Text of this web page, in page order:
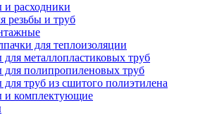
расходники
резьбы и труб
для теплоизоляции
металлопластиковых труб
полипропиленовых труб
труб из сшитого полиэтилена
и комплектующие